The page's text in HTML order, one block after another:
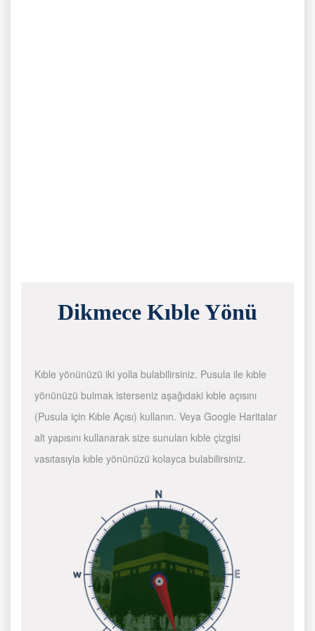
Dikmece Kıble Yönü
Kıble yönünüzü iki yolla bulabilirsiniz. Pusula ile kıble
yönünüzü bulmak isterseniz aşağıdaki kıble açısını
(Pusula için Kıble Açısı) kullanın. Veya Google Haritalar
alt yapısını kullanarak size sunulan kıble çizgisi
vasıtasıyla kıble yönünüzü kolayca bulabilirsiniz.